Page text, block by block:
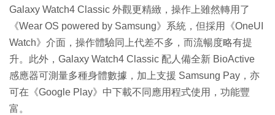
Galaxy Watch4 Classic 外觀更精緻，操作上雖然轉用了
《Wear OS powered by Samsung》系統，但採用《OneUI
Watch》介面，操作體驗同上代差不多，而流暢度略有提
升。此外，Galaxy Watch4 Classic 配人備全新 BioActive
感應器可測量多種身體數據，加上支援 Samsung Pay，亦
可在《Google Play》中下載不同應用程式使用，功能豐
富。